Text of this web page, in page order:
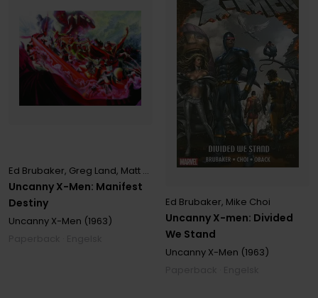
Uncanny X-Men: Manifest
Destiny
Ed Brubaker, Greg Land, Matt Fraction
Uncanny X-Men (1963)
Uncanny X-men: Divided
We Stand
Ed Brubaker, Mike Choi
Uncanny X-Men (1963)